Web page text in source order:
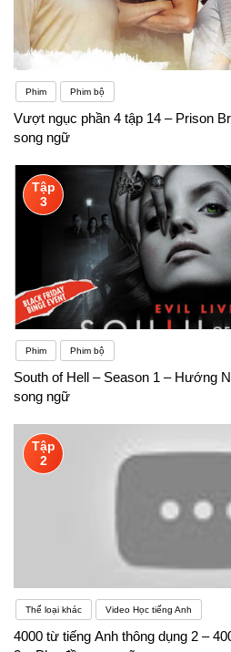
Phim Phim bộ
Vượt ngục phần 4 tập 14 – Prison
song ngữ
Tập
3
Phim Phim bộ
South of Hell – Season 1 – Hướng
song ngữ
Tập
2
Thể loại khác Video Học tiếng Anh
4000 từ tiếng Anh thông dụng 2 –